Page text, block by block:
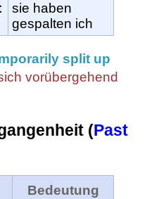
sie haben
gespalten ich
split up
vorübergehend
(Past
Bedeutung